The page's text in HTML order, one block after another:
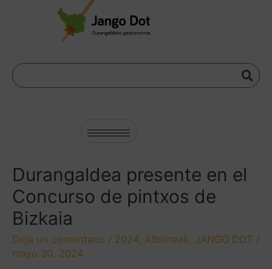
Durangaldea presente en el
Concurso de pintxos de
Bizkaia
Deja un comentario / 2024, Albisteak, JANGO DOT /
mayo 30, 2024